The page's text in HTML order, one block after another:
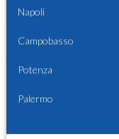
Napoli
Campobasso
Potenza
Palermo